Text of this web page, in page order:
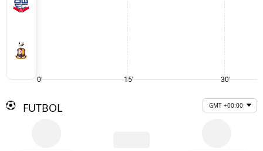
0' 15' 30'
FUTBOL GMT +00:00